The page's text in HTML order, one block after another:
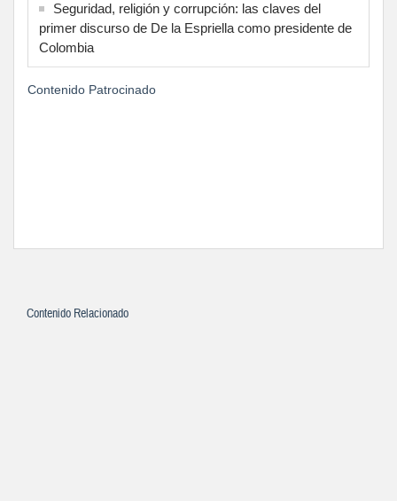
Seguridad, religión y corrupción: las claves del
primer discurso de De la Espriella como presidente de
Colombia
Contenido Patrocinado
Contenido Relacionado